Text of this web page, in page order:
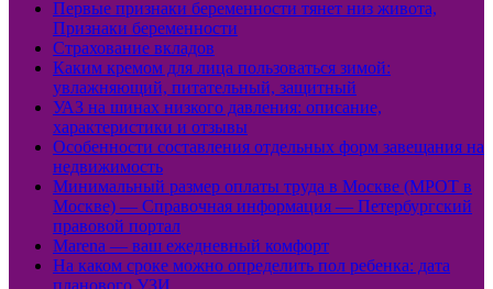
Первые признаки беременности тянет низ живота,
Признаки беременности
Страхование вкладов
Каким кремом для лица пользоваться зимой:
увлажняющий, питательный, защитный
УАЗ на шинах низкого давления: описание,
характеристики и отзывы
Особенности составления отдельных форм завещания на
недвижимость
Минимальный размер оплаты труда в Москве (МРОТ в
Москве) — Справочная информация — Петербургский
правовой портал
Marena — ваш ежедневный комфорт
На каком сроке можно определить пол ребенка: дата
планового УЗИ